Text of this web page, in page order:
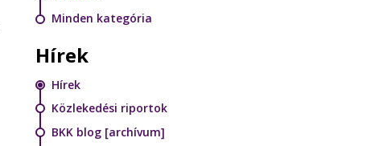
Minden kategória
Hírek
Hírek
Közlekedési riportok
BKK blog [archívum]